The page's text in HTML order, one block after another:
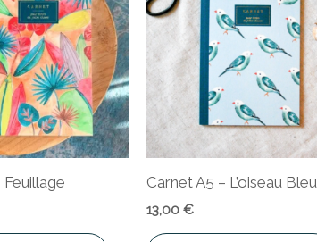
Feuillage Carnet A5 – L’oiseau Bleu
13,00 €